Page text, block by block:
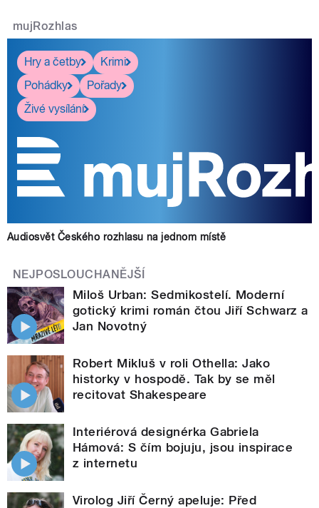
mujRozhlas
Hry a četby
Krimi
Pohádky
Pořady
Živé vysílání
Audiosvět Českého rozhlasu na jednom místě
NEJPOSLOUCHANĚJŠÍ
Miloš Urban: Sedmikostelí. Moderní
gotický krimi román čtou Jiří Schwarz a
Jan Novotný
Robert Mikluš v roli Othella: Jako
historky v hospodě. Tak by se měl
recitovat Shakespeare
Interiérová designérka Gabriela
Hámová: S čím bojuju, jsou inspirace
z internetu
Virolog Jiří Černý apeluje: Před